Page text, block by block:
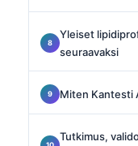
Yleiset
seuraavaksi
Miten Kantesti
Tutkimus,